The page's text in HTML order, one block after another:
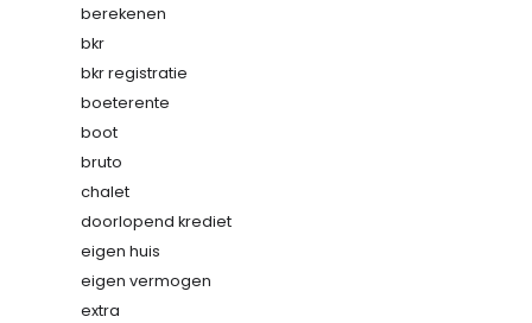
berekenen
bkr
bkr registratie
boeterente
boot
bruto
chalet
doorlopend krediet
eigen huis
eigen vermogen
extra